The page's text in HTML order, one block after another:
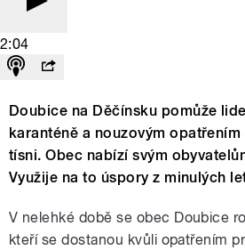
2:04
Doubice na Děčínsku pomůže
karanténě a nouzovým
tísni. Obec nabízí svým
Využije na to úspory z minulých
V nelehké době se obec Doubice
kteří se dostanou kvůli opatřením